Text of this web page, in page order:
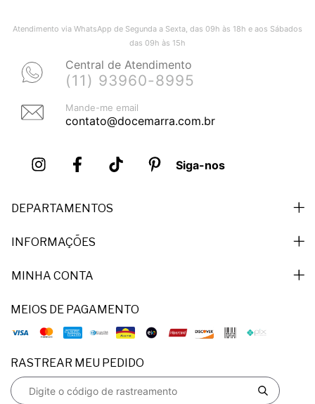
Atendimento via WhatsApp de Segunda a Sexta, das 09h às 18h e aos Sábados
das 09h às 15h
Central de Atendimento
(11) 93960-8995
Mande-me email
contato@docemarra.com.br
Siga-nos
DEPARTAMENTOS
INFORMAÇÕES
MINHA CONTA
MEIOS DE PAGAMENTO
RASTREAR MEU PEDIDO